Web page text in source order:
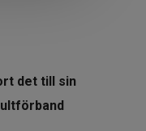
det till sin